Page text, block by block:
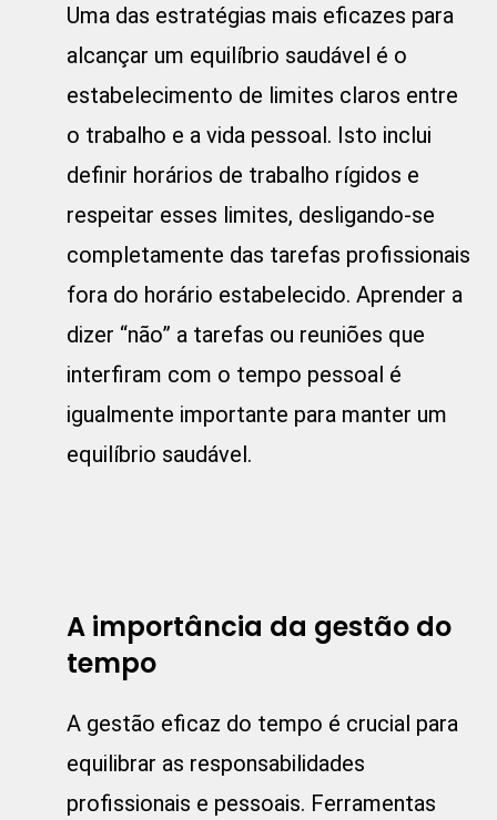
Uma das estratégias mais eficazes para
alcançar um equilíbrio saudável é o
estabelecimento de limites claros entre
o trabalho e a vida pessoal. Isto inclui
definir horários de trabalho rígidos e
respeitar esses limites, desligando-se
completamente das tarefas profissionais
fora do horário estabelecido. Aprender a
dizer “não” a tarefas ou reuniões que
interfiram com o tempo pessoal é
igualmente importante para manter um
equilíbrio saudável.
A importância da gestão do
tempo
A gestão eficaz do tempo é crucial para
equilibrar as responsabilidades
profissionais e pessoais. Ferramentas